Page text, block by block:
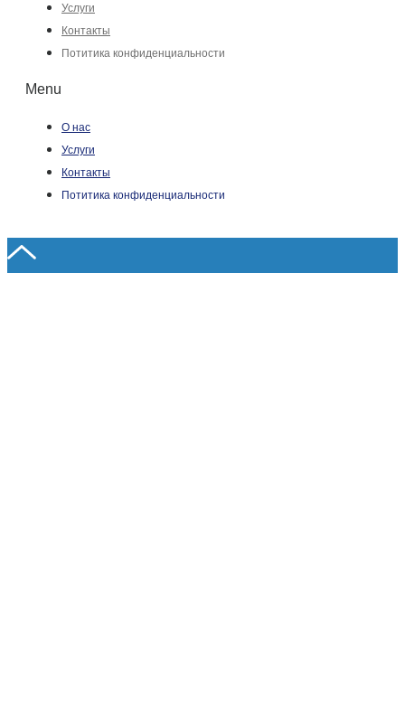
Услуги
Контакты
Потитика конфиденциальности
Menu
О нас
Услуги
Контакты
Потитика конфиденциальности